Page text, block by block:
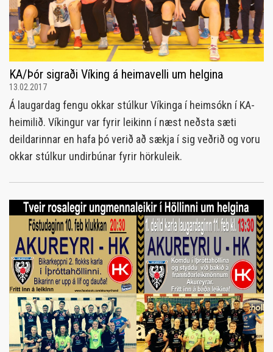
KA/Þór sigraði Víking á heimavelli um helgina
13.02.2017
Á laugardag fengu okkar stúlkur Víkinga í heimsókn í KA-
heimilið. Víkingur var fyrir leikinn í næst neðsta sæti
deildarinnar en hafa þó verið að sækja í sig veðrið og voru
okkar stúlkur undirbúnar fyrir hörkuleik.